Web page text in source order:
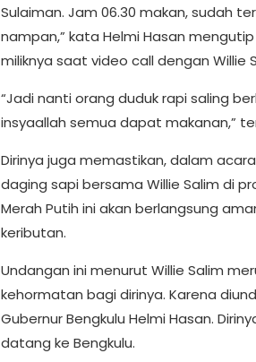
Sulaiman. Jam 06.30 makan, sudah
nampan,” kata Helmi Hasan
miliknya saat video call dengan Willie
“Jadi nanti orang duduk rapi saling
insyaallah semua dapat makanan,”
Dirinya juga memastikan, dalam
daging sapi bersama Willie Salim di
Merah Putih ini akan berlangsung
keributan.
Undangan ini menurut Willie Salim
kehormatan bagi dirinya. Karena
Gubernur Bengkulu Helmi Hasan.
datang ke Bengkulu.